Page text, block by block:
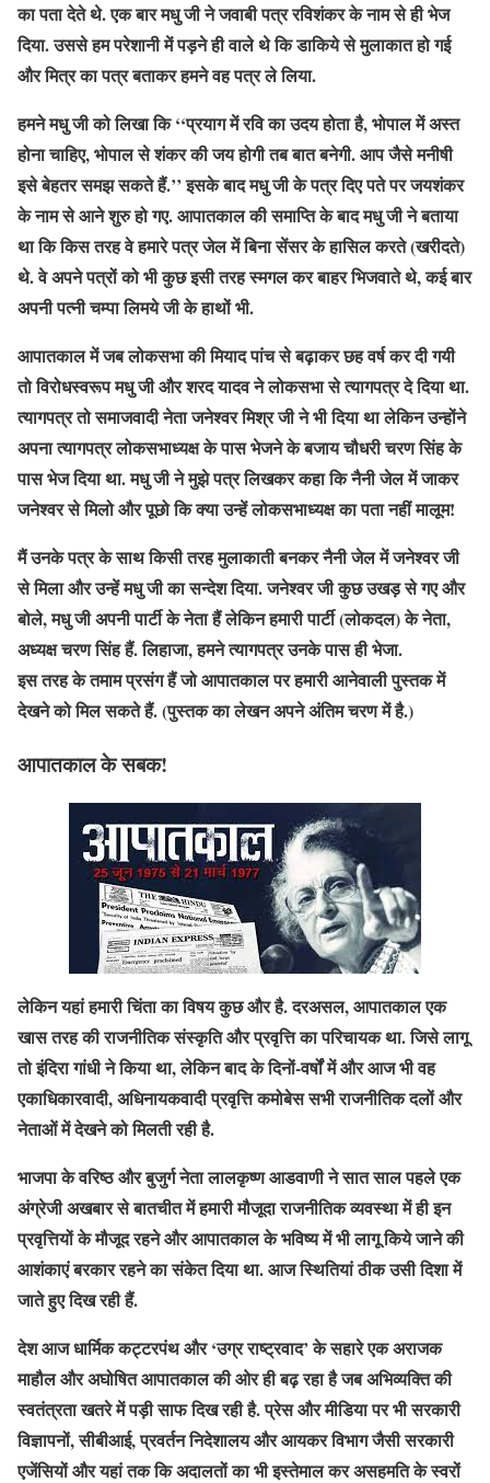
का पता देते थे. एक बार मधु जी ने जवाबी पत्र रविशंकर के नाम से ही भेज
दिया. उससे हम परेशानी में पड़ने ही वाले थे कि डाकिये से मुलाकात हो गई
और मित्र का पत्र बताकर हमने वह पत्र ले लिया.
हमने मधु जी को लिखा कि ‘‘प्रयाग में रवि का उदय होता है, भोपाल में अस्त
होना चाहिए, भोपाल से शंकर की जय होगी तब बात बनेगी. आप जैसे मनीषी
इसे बेहतर समझ सकते हैं.’’ इसके बाद मधु जी के पत्र दिए पते पर जयशंकर
के नाम से आने शुरु हो गए. आपातकाल की समाप्ति के बाद मधु जी ने बताया
था कि किस तरह वे हमारे पत्र जेल में बिना सेंसर के हासिल करते (खरीदते)
थे. वे अपने पत्रों को भी कुछ इसी तरह स्मगल कर बाहर भिजवाते थे, कई बार
अपनी पत्नी चम्पा लिमये जी के हाथों भी.
आपातकाल में जब लोकसभा की मियाद पांच से बढ़ाकर छह वर्ष कर दी गयी
तो विरोधस्वरूप मधु जी और शरद यादव ने लोकसभा से त्यागपत्र दे दिया था.
त्यागपत्र तो समाजवादी नेता जनेश्वर मिश्र जी ने भी दिया था लेकिन उन्होंने
अपना त्यागपत्र लोकसभाध्यक्ष के पास भेजने के बजाय चौधरी चरण सिंह के
पास भेज दिया था. मधु जी ने मुझे पत्र लिखकर कहा कि नैनी जेल में जाकर
जनेश्वर से मिलो और पूछो कि क्या उन्हें लोकसभाध्यक्ष का पता नहीं मालूम!
मैं उनके पत्र के साथ किसी तरह मुलाकाती बनकर नैनी जेल में जनेश्वर जी
से मिला और उन्हें मधु जी का सन्देश दिया. जनेश्वर जी कुछ उखड़ से गए और
बोले, मधु जी अपनी पार्टी के नेता हैं लेकिन हमारी पार्टी (लोकदल) के नेता,
अध्यक्ष चरण सिंह हैं. लिहाजा, हमने त्यागपत्र उनके पास ही भेजा.
इस तरह के तमाम प्रसंग हैं जो आपातकाल पर हमारी आनेवाली पुस्तक में
देखने को मिल सकते हैं. (पुस्तक का लेखन अपने अंतिम चरण में है.)
आपातकाल के सबक!
लेकिन यहां हमारी चिंता का विषय कुछ और है. दरअसल, आपातकाल एक
खास तरह की राजनीतिक संस्कृति और प्रवृत्ति का परिचायक था. जिसे लागू
तो इंदिरा गांधी ने किया था, लेकिन बाद के दिनों-वर्षों में और आज भी वह
एकाधिकारवादी, अधिनायकवादी प्रवृत्ति कमोबेस सभी राजनीतिक दलों और
नेताओं में देखने को मिलती रही है.
भाजपा के वरिष्ठ और बुजुर्ग नेता लालकृष्ण आडवाणी ने सात साल पहले एक
अंग्रेजी अखबार से बातचीत में हमारी मौजूदा राजनीतिक व्यवस्था में ही इन
प्रवृत्तियों के मौजूद रहने और आपातकाल के भविष्य में भी लागू किये जाने की
आशंकाएं बरकार रहने का संकेत दिया था. आज स्थितियां ठीक उसी दिशा में
जाते हुए दिख रही हैं.
देश आज धार्मिक कट्टरपंथ और ‘उग्र राष्ट्रवाद’ के सहारे एक अराजक
माहौल और अघोषित आपातकाल की ओर ही बढ़ रहा है जब अभिव्यक्ति की
स्वतंत्रता खतरे में पड़ी साफ दिख रही है. प्रेस और मीडिया पर भी सरकारी
विज्ञापनों, सीबीआई, प्रवर्तन निदेशालय और आयकर विभाग जैसी सरकारी
एजेंसियों और यहां तक कि अदालतों का भी इस्तेमाल कर असहमति के स्वरों